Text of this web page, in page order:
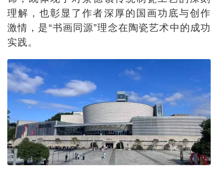
理解，也彰显了作者深厚的国画功底与创作
激情，是“书画同源”理念在陶瓷艺术中的成功
实践。